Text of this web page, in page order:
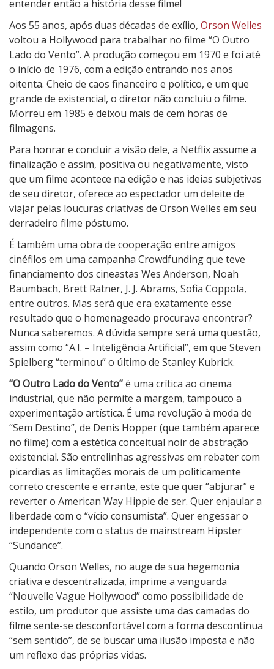
entender então a história desse filme!
Aos 55 anos, após duas décadas de exílio, Orson Welles
voltou a Hollywood para trabalhar no filme “O Outro
Lado do Vento”. A produção começou em 1970 e foi até
o início de 1976, com a edição entrando nos anos
oitenta. Cheio de caos financeiro e político, e um que
grande de existencial, o diretor não concluiu o filme.
Morreu em 1985 e deixou mais de cem horas de
filmagens.
Para honrar e concluir a visão dele, a Netflix assume a
finalização e assim, positiva ou negativamente, visto
que um filme acontece na edição e nas ideias subjetivas
de seu diretor, oferece ao espectador um deleite de
viajar pelas loucuras criativas de Orson Welles em seu
derradeiro filme póstumo.
É também uma obra de cooperação entre amigos
cinéfilos em uma campanha Crowdfunding que teve
financiamento dos cineastas Wes Anderson, Noah
Baumbach, Brett Ratner, J. J. Abrams, Sofia Coppola,
entre outros. Mas será que era exatamente esse
resultado que o homenageado procurava encontrar?
Nunca saberemos. A dúvida sempre será uma questão,
assim como “A.I. – Inteligência Artificial”, em que Steven
Spielberg “terminou” o último de Stanley Kubrick.
“O Outro Lado do Vento”é uma crítica ao cinema
industrial, que não permite a margem, tampouco a
experimentação artística. É uma revolução à moda de
“Sem Destino”, de Denis Hopper (que também aparece
no filme) com a estética conceitual noir de abstração
existencial. São entrelinhas agressivas em rebater com
picardias as limitações morais de um politicamente
correto crescente e errante, este que quer “abjurar” e
reverter o American Way Hippie de ser. Quer enjaular a
liberdade com o “vício consumista”. Quer engessar o
independente com o status de mainstream Hipster
“Sundance”.
Quando Orson Welles, no auge de sua hegemonia
criativa e descentralizada, imprime a vanguarda
“Nouvelle Vague Hollywood” como possibilidade de
estilo, um produtor que assiste uma das camadas do
filme sente-se desconfortável com a forma descontínua
“sem sentido”, de se buscar uma ilusão imposta e não
um reflexo das próprias vidas.